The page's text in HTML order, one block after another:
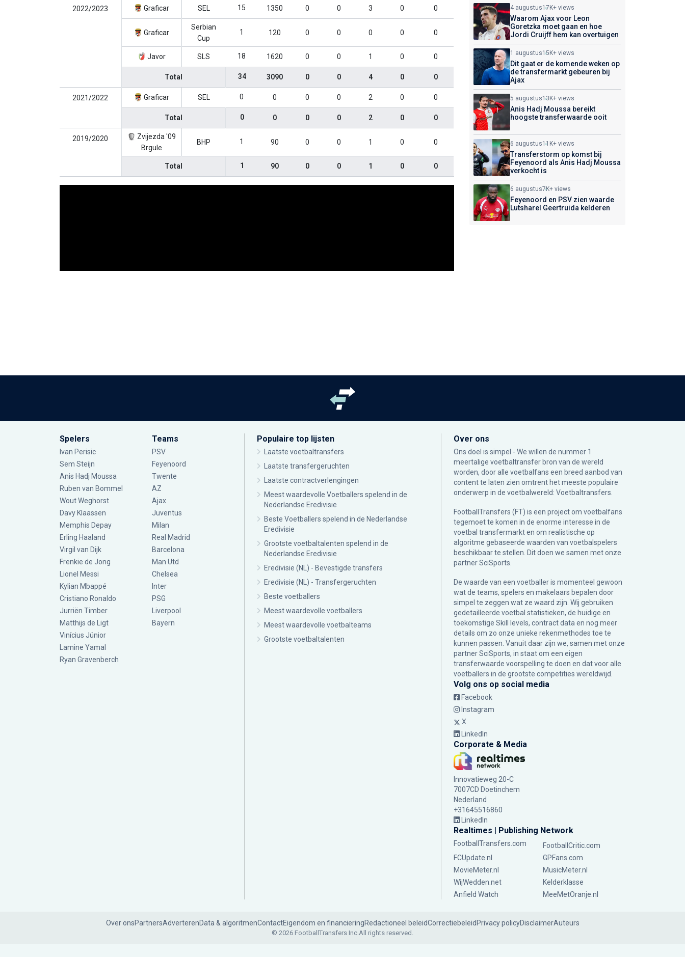
2022/2023 Graficar SEL 15 1350 0 0 3 0 0
Graficar
Serbian
Cup
1 120 0 0 0 0 0
Javor SLS 18 1620 0 0 1 0 0
Total 34 3090 0 0 4 0 0
2021/2022 Graficar SEL 0 0 0 0 2 0 0
Total 0 0 0 0 2 0 0
2019/2020
Zvijezda '09
Brgule
BHP 1 90 0 0 1 0 0
Total 1 90 0 0 1 0 0
4 augustus17K+ views
Waarom Ajax voor Leon
Goretzka moet gaan en hoe
Jordi Cruijff hem kan overtuigen
1 augustus15K+ views
Dit gaat er de komende weken op
de transfermarkt gebeuren bij
Ajax
5 augustus13K+ views
Anis Hadj Moussa bereikt
hoogste transferwaarde ooit
6 augustus11K+ views
Transferstorm op komst bij
Feyenoord als Anis Hadj Moussa
verkocht is
6 augustus7K+ views
Feyenoord en PSV zien waarde
Lutsharel Geertruida kelderen
Spelers
Ivan Perisic
Sem Steijn
Anis Hadj Moussa
Ruben van Bommel
Wout Weghorst
Davy Klaassen
Memphis Depay
Erling Haaland
Virgil van Dijk
Frenkie de Jong
Lionel Messi
Kylian Mbappé
Cristiano Ronaldo
Jurriën Timber
Matthijs de Ligt
Vinícius Júnior
Lamine Yamal
Ryan Gravenberch
Teams
PSV
Feyenoord
Twente
AZ
Ajax
Juventus
Milan
Real Madrid
Barcelona
Man Utd
Chelsea
Inter
PSG
Liverpool
Bayern
Populaire top lijsten
Laatste voetbaltransfers
Laatste transfergeruchten
Laatste contractverlengingen
Meest waardevolle Voetballers spelend in de
Nederlandse Eredivisie
Beste Voetballers spelend in de Nederlandse
Eredivisie
Grootste voetbaltalenten spelend in de
Nederlandse Eredivisie
Eredivisie (NL) - Bevestigde transfers
Eredivisie (NL) - Transfergeruchten
Beste voetballers
Meest waardevolle voetballers
Meest waardevolle voetbalteams
Grootste voetbaltalenten
Over ons
Ons doel is simpel - We willen de nummer 1
meertalige voetbaltransfer bron van de wereld
worden, door alle voetbalfans een breed aanbod van
content te laten zien omtrent het meeste populaire
onderwerp in de voetbalwereld: Voetbaltransfers.
FootballTransfers (FT) is een project om voetbalfans
tegemoet te komen in de enorme interesse in de
voetbal transfermarkt en om realistische op
algoritme gebaseerde waarden van voetbalspelers
beschikbaar te stellen. Dit doen we samen met onze
partnerSciSports
De waarde van een voetballer is momenteel gewoon
wat de teams, spelers en makelaars bepalen door
simpel te zeggen wat ze waard zijn. Wij gebruiken
gedetailleerde voetbal statistieken, de huidige en
toekomstige Skill levels, contract data en nog meer
details om zo onze unieke rekenmethodes toe te
kunnen passen. Vanuit daar zijn we, samen met onze
partner SciSports, in staat om een eigen
transferwaarde voorspelling te doen en dat voor alle
voetballers in de grootste competities wereldwijd.
Volg ons op social media
Facebook
Instagram
X
LinkedIn
Corporate & Media
Innovatieweg 20-C
7007CD Doetinchem
Nederland
+31645516860
LinkedIn
Realtimes | Publishing Network
FootballTransfers.com
FootballCritic.com
FCUpdate.nl
GPFans.com
MovieMeter.nl
MusicMeter.nl
WijWedden.net
Kelderklasse
Anfield Watch
MeeMetOranje.nl
Over onsPartnersAdverterenData & algoritmenContactEigendom en financieringRedactioneel beleidCorrectiebeleid Privacy policyDisclaimerAuteurs
© 2026 FootballTransfers Inc.All rights reserved.